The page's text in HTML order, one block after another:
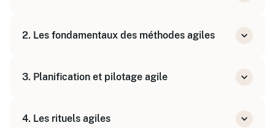
Les 4 valeurs et 12 principes du Manifeste
2. Les fondamentaux des méthodes agiles
Scrum, Kanban, Lean, XP
3. Planification et pilotage agile
de pilotage
4. Les rituels agiles